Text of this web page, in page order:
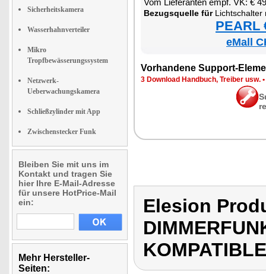
Sicherheitskamera
Wasserhahnverteiler
Mikro
Tropfbewässerungssystem
Netzwerk-
Ueberwachungskamera
Schließzylinder mit App
Zwischenstecker Funk
Bleiben Sie mit uns im
Kontakt und tragen Sie
hier Ihre E-Mail-Adresse
für unsere HotPrice-Mail
ein:
Mehr Hersteller-
Seiten:
Vom Lie­fe­ran­ten empf. VK: €
Be­zugs­quel­le fürLicht­schal­ter mit Dim­mer­funk­ti­on
PEARL
eMall
Vor­han­de­ne Sup­port-
3 Down­load Hand­buch, Trei­ber usw. •
Elesion